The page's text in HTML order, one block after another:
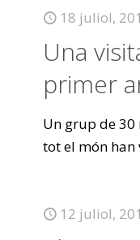
18 juliol,
Una
primer
Un grup de 30
tot el món
12 juliol,